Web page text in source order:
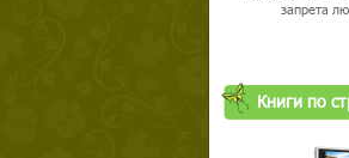
запрета
Книги по